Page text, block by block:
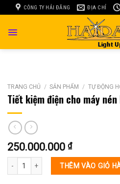
to
CÔNG TY HẢI ĐĂNG ĐỊA CHỈ
TRANG CHỦ / SẢN PHẨM / TỰ ĐỘNG
Tiết kiệm điện cho máy
250.000.000 ₫
Tiết kiệm điện cho máy nén khí số lượng
THÊM VÀO GIỎ